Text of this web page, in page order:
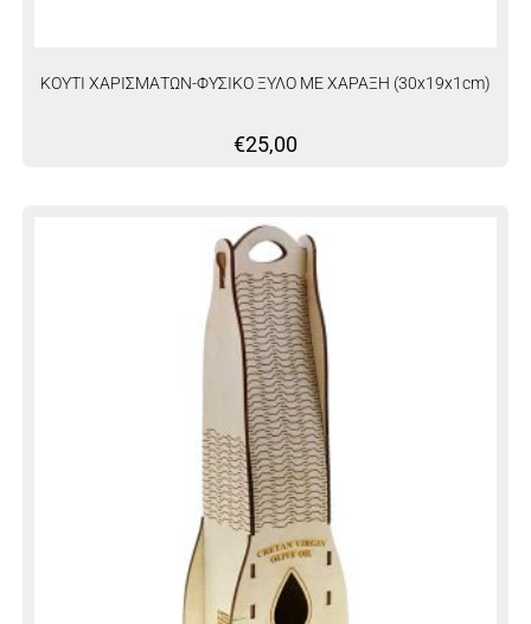
ΚΟΥΤΙ ΧΑΡΙΣΜΑΤΩΝ-ΦΥΣΙΚΟ ΞΥΛΟ ΜΕ ΧΑΡΑΞΗ (30x19x1cm)
€25,00